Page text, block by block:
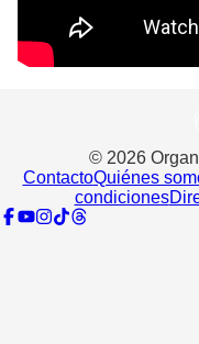
© 2026
ContactoQuiénes
condiciones